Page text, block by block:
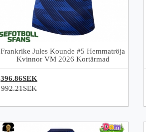
Frankrike Jules Kounde #5 Hemmatröja
Kvinnor VM 2026 Kortärmad
396.86SEK
992.21SEK